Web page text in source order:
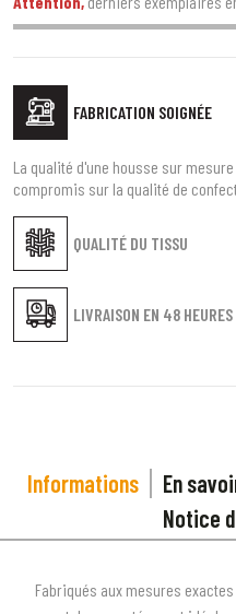
FABRICATION SOIGNÉE
QUALITÉ DU TISSU
LIVRAISON EN 48 HEURES
La qualité d'une housse sur
compromis sur la qualité de
Informations En
Notice
Fabriqués aux mesures